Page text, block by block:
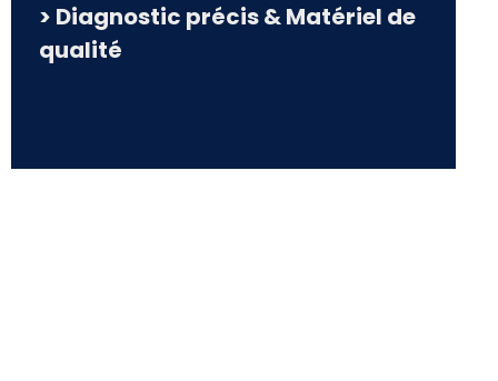
> Diagnostic précis & Matériel de
qualité